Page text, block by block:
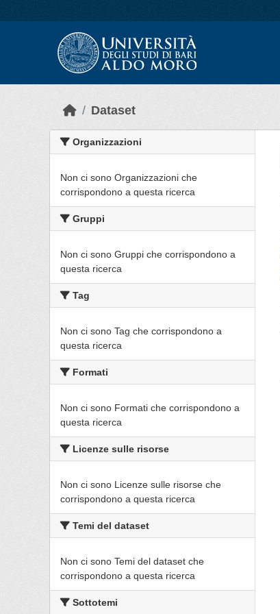
Dataset
Organizzazioni
Non ci sono Organizzazioni che
corrispondono a questa ricerca
Gruppi
Non ci sono Gruppi che corrispondono a
questa ricerca
Tag
Non ci sono Tag che corrispondono a
questa ricerca
Formati
Non ci sono Formati che corrispondono a
questa ricerca
Licenze sulle risorse
Non ci sono Licenze sulle risorse che
corrispondono a questa ricerca
Temi del dataset
Non ci sono Temi del dataset che
corrispondono a questa ricerca
Sottotemi